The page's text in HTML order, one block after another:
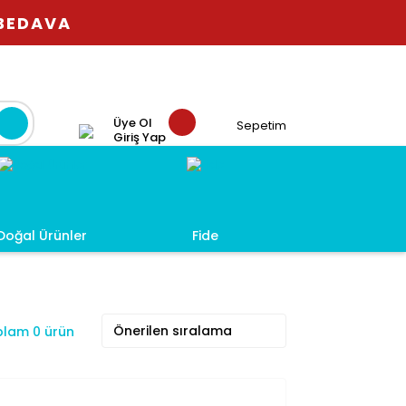
Üye Ol
Giriş Yap
Sepetim
Ürünler Fide
0 ürün